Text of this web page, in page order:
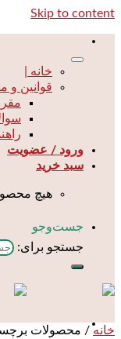
Skip to content
خانه |
قوانین و
ورود / عضویت
سبد خرید
هیچ
جست‌و‌جو
جستجو برای:
خانه / محصولات